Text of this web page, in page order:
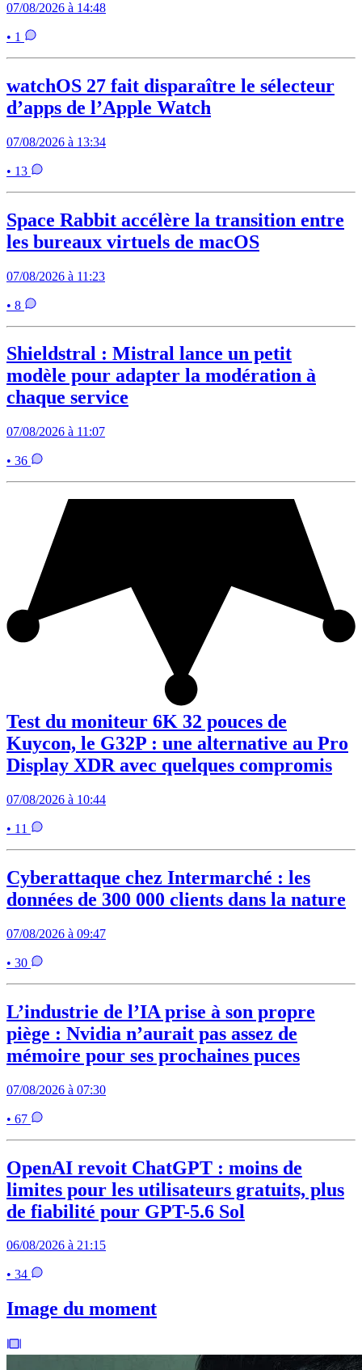
07/08/2026 à 14:48
• 1
watchOS 27 fait disparaître le sélecteur
d’apps de l’Apple Watch
07/08/2026 à 13:34
• 13
Space Rabbit accélère la transition entre
les bureaux virtuels de macOS
07/08/2026 à 11:23
• 8
Shieldstral : Mistral lance un petit
modèle pour adapter la modération à
chaque service
07/08/2026 à 11:07
• 36
Test du moniteur 6K 32 pouces de
Kuycon, le G32P : une alternative au Pro
Display XDR avec quelques compromis
07/08/2026 à 10:44
• 11
Cyberattaque chez Intermarché : les
données de 300 000 clients dans la nature
07/08/2026 à 09:47
• 30
L’industrie de l’IA prise à son propre
piège : Nvidia n’aurait pas assez de
mémoire pour ses prochaines puces
07/08/2026 à 07:30
• 67
OpenAI revoit ChatGPT : moins de
limites pour les utilisateurs gratuits, plus
de fiabilité pour GPT-5.6 Sol
06/08/2026 à 21:15
• 34
Image du moment